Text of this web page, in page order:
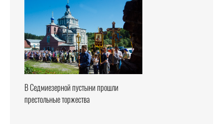
В Седмиезерной пустыни прошли
престольные торжества